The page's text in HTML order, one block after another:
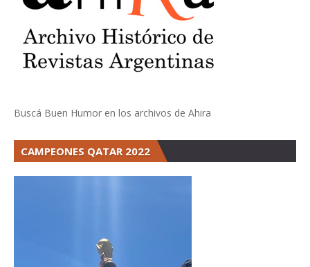
Buscá Buen Humor en los archivos de Ahira
CAMPEONES QATAR 2022